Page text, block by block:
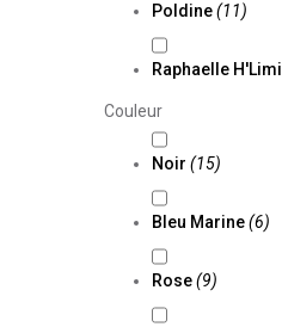
Poldine(11)
Raphaelle H'Limi
Couleur
Noir (15)
Bleu Marine(6)
Rose(9)